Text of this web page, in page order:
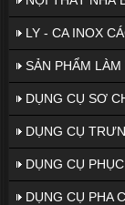
LY - CA INOX
SẢN PHẨM
DỤNG CỤ SƠ
DỤNG CỤ
DỤNG CỤ
DỤNG CỤ PHA